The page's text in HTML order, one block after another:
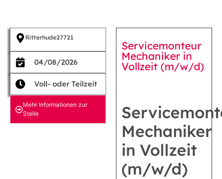
Ritterhude27721
04/08/2026
Voll- oder Teilzeit
Mehr Informationen zur
Stelle
Servicemonteur
Mechaniker in
Vollzeit (m/w/d)
Mechaniker
in Vollzeit
(m/w/d)